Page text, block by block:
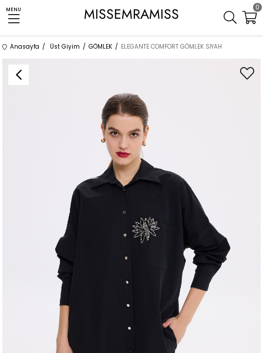
MENU MISSEMRAMISS 0
Anasayfa Üst Giyim GÖMLEK ELEGANTE COMFORT GÖMLEK SİYAH